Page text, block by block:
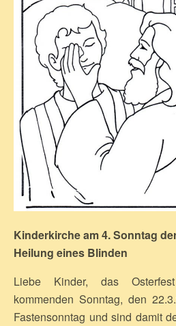
Kinderkirche am 4. Sonntag
Heilung eines Blinden
Liebe Kinder, das
kommenden Sonntag, den
Fastensonntag und sind damit